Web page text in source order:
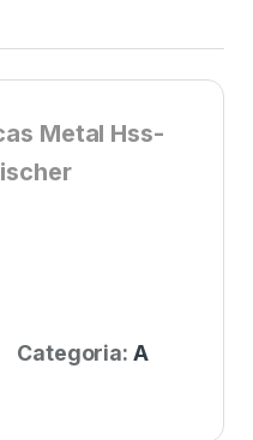
Metal Hss-
Categoria: A